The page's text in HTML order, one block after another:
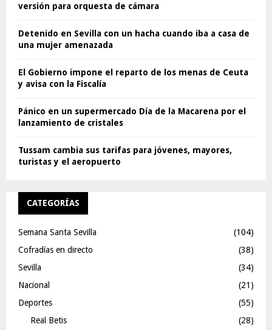
versión para orquesta de cámara
Detenido en Sevilla con un hacha cuando iba a casa de
una mujer amenazada
El Gobierno impone el reparto de los menas de Ceuta
y avisa con la Fiscalía
Pánico en un supermercado Día de la Macarena por el
lanzamiento de cristales
Tussam cambia sus tarifas para jóvenes, mayores,
turistas y el aeropuerto
CATEGORÍAS
Semana Santa Sevilla
(104)
Cofradías en directo
(38)
Sevilla
(34)
Nacional
(21)
Deportes
(55)
Real Betis
(28)